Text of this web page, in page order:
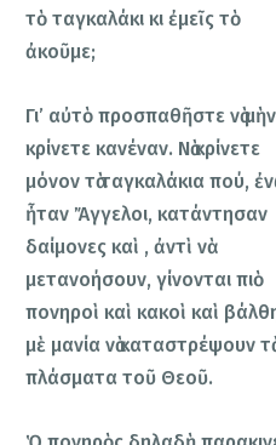
τὸ ταγκαλάκι κι ἐμεῖς τὸ
ἀκοῦμε;
Γι’ αὐτὸ προσπαθῆστε νὰ μὴν
κρίνετε κανέναν. Νὰ κρίνετε
μόνον τὰ ταγκαλάκια πού,
ἦταν Ἄγγελοι, κατάντησαν
δαίμονες καὶ , ἀντὶ νὰ
μετανοήσουν, γίνονται πιὸ
πονηροὶ καὶ κακοὶ καὶ
μὲ μανία νὰ καταστρέψουν τὰ
πλάσματα τοῦ Θεοῦ.